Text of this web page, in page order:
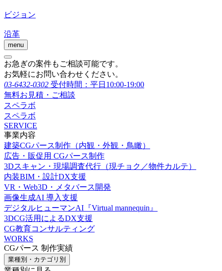
ビジョン
沿革
menu
お急ぎの案件もご相談可能です。
お気軽にお問い合わせください。
03-6432-0302 受付時間：平日10:00-19:00
無料お見積・ご相談
スペラボ
スペラボ
SERVICE
事業内容
建築CGパース制作（内観・外観・鳥瞰）
広告・販促用 CGパース制作
3Dスキャン・現場調査代行（現チョク／物件カルテ）
内装BIM・設計DX支援
VR・Web3D・メタバース開発
画像生成AI 導入支援
デジタルヒューマンAI『Virtual mannequin』
3DCG活用によるDX支援
CG教育コンサルティング
WORKS
CGパース 制作実績
業種別・カテゴリ別